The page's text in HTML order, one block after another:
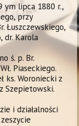
ym lipca 1880 r.,
przy
Łuszczewskiego,
dr. Karola
ś. p. Br.
Piaseckiego.
ks. Woroniecki z
Szepietowski.
i działalności